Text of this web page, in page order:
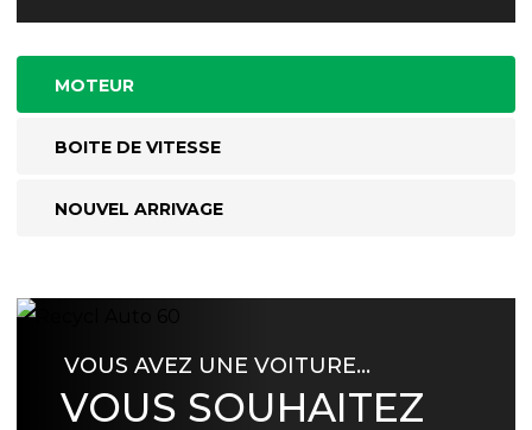
MOTEUR
BOITE DE VITESSE
NOUVEL ARRIVAGE
VOUS AVEZ UNE VOITURE…
VOUS SOUHAITEZ